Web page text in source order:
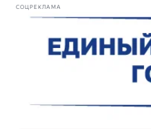
СОЦРЕКЛАМА